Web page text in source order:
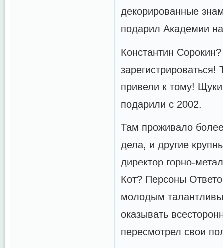
декорированные
подарил Академии
Константин
привели к тому!
подарили c 2002.
Там проживало
дела, и другие
директор горно-
Кот? Персоны
молодым
оказывать
пересмотрел свои